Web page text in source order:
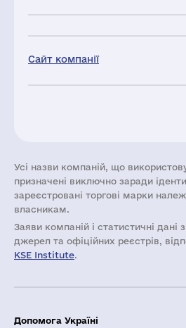
Сайт компанії
Усі назви компаній, що
призначені виключно заради
зареєстровані торгові марки
власникам.
Заяви компаній i статистичні дані
джерел та офіційних реєстрів,
KSE Institute.
Допомога Україні